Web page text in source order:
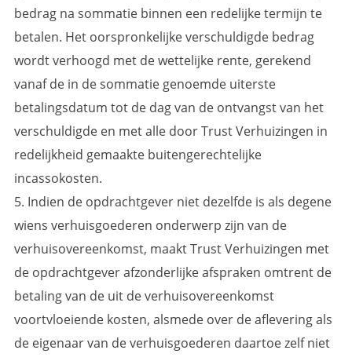
bedrag na sommatie binnen een redelijke termijn te
betalen. Het oorspronkelijke verschuldigde bedrag
wordt verhoogd met de wettelijke rente, gerekend
vanaf de in de sommatie genoemde uiterste
betalingsdatum tot de dag van de ontvangst van het
verschuldigde en met alle door Trust Verhuizingen in
redelijkheid gemaakte buitengerechtelijke
incassokosten.
5. Indien de opdrachtgever niet dezelfde is als degene
wiens verhuisgoederen onderwerp zijn van de
verhuisovereenkomst, maakt Trust Verhuizingen met
de opdrachtgever afzonderlijke afspraken omtrent de
betaling van de uit de verhuisovereenkomst
voortvloeiende kosten, alsmede over de aflevering als
de eigenaar van de verhuisgoederen daartoe zelf niet